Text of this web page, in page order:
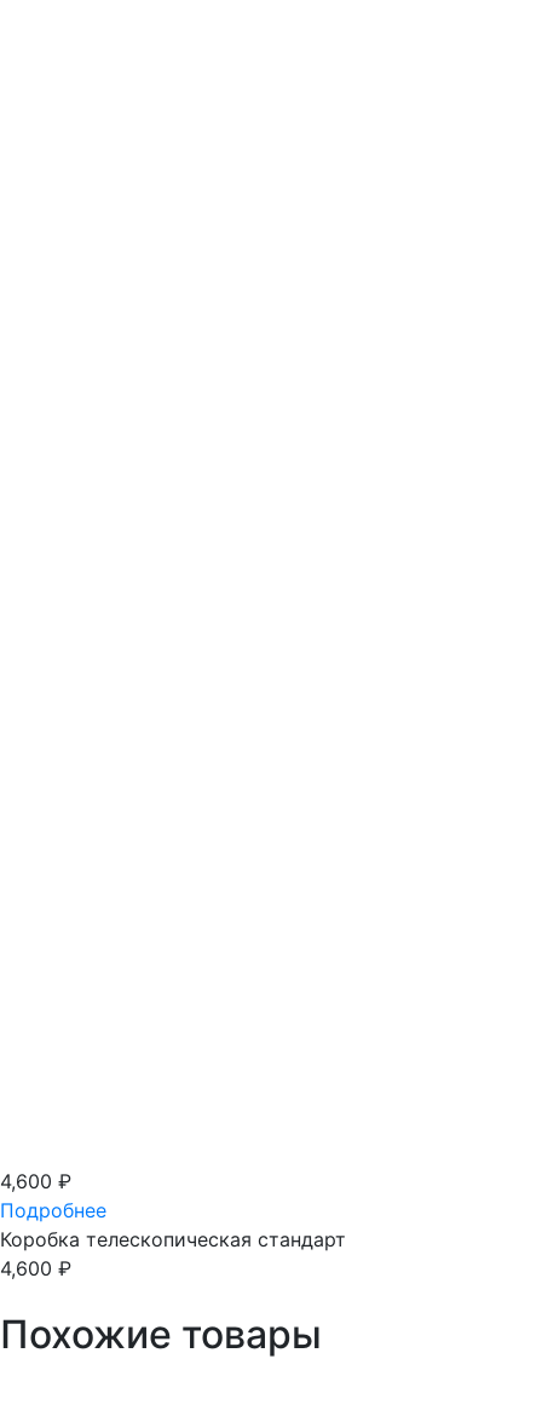
4,600 ₽
Подробнее
Коробка телескопическая стандарт
4,600 ₽
Похожие товары